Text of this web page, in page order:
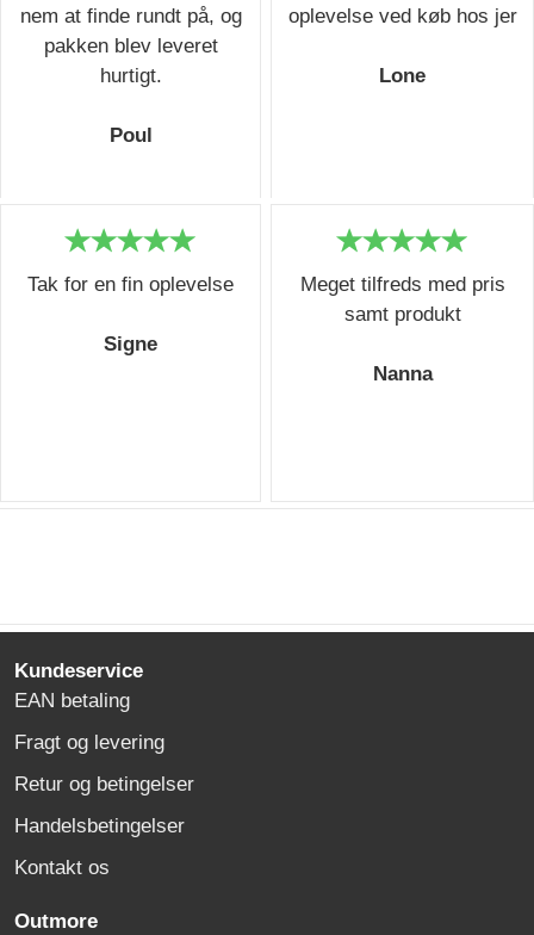
nem at finde rundt på, og
pakken blev leveret
hurtigt.
Poul
oplevelse ved køb hos jer
Lone
Tak for en fin oplevelse
Signe
Meget tilfreds med pris
samt produkt
Nanna
Kundeservice
EAN betaling
Fragt og levering
Retur og betingelser
Handelsbetingelser
Kontakt os
Outmore